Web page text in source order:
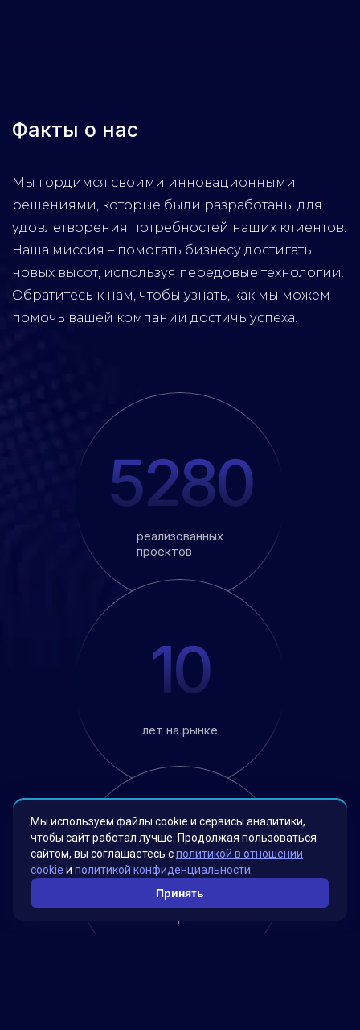
Факты о нас
Мы гордимся своими инновационными
решениями, которые были разработаны для
удовлетворения потребностей наших клиентов.
Наша миссия – помогать бизнесу достигать
новых высот, используя передовые технологии.
Обратитесь к нам, чтобы узнать, как мы можем
помочь вашей компании достичь успеха!
реализованных
проектов
5280
лет на рынке
10
6
Мы используем файлы cookie и сервисы аналитики,
чтобы сайт работал лучше. Продолжая пользоваться
сайтом, вы соглашаетесь сполитикой в отношении
cookie и политикой конфиденциальности
Принять